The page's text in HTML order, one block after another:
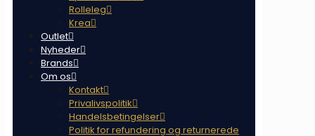
Rolleleg
Krea
Outlet
Nyheder
Brands
Om os
Kontakt
Privalivspolitik
Handelsbetingelser
Politik for refundering og returnerede